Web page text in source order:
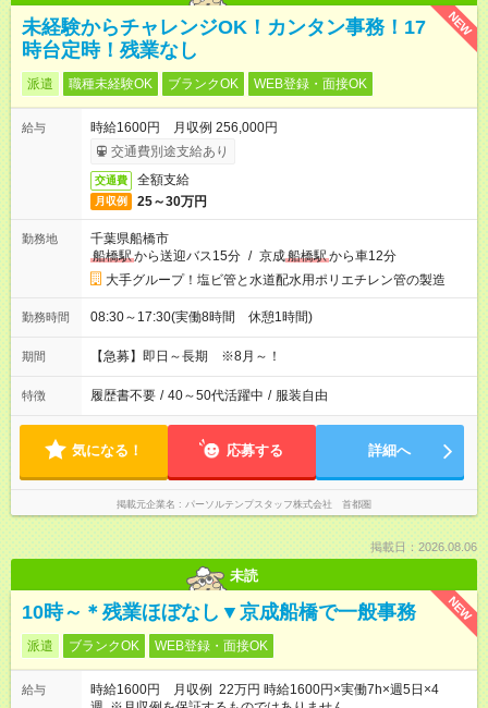
NEW
未経験からチャレンジOK！カンタン事務！17
時台定時！残業なし
派遣 職種未経験OK ブランクOK WEB登録・面接OK
給与
時給1600円 月収例 256,000円
交通費別途支給あり
交通費 全額支給
月収例 25～30万円
勤務地
千葉県船橋市
船橋駅から送迎バス15分 / 京成船橋駅から車12分
大手グループ！塩ビ管と水道配水用ポリエチレン管の製造
勤務時間 08:30～17:30(実働8時間 休憩1時間)
期間 【急募】即日～長期 ※8月～！
特徴 履歴書不要 / 40～50代活躍中 / 服装自由
気になる！ 応募する 詳細へ
掲載元企業名 パーソルテンプスタッフ株式会社 首都圏
掲載日：2026.08.06
未読
NEW
10時～＊残業ほぼなし▼京成船橋で一般事務
派遣 ブランクOK WEB登録・面接OK
給与
時給1600円 月収例 22万円 時給1600円×実働7h×週5日×4